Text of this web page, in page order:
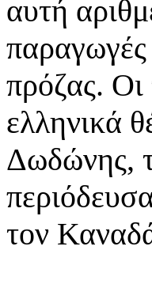
αυτή
παραγωγές
πρόζας.
ελληνικά
Δωδώνης,
τον